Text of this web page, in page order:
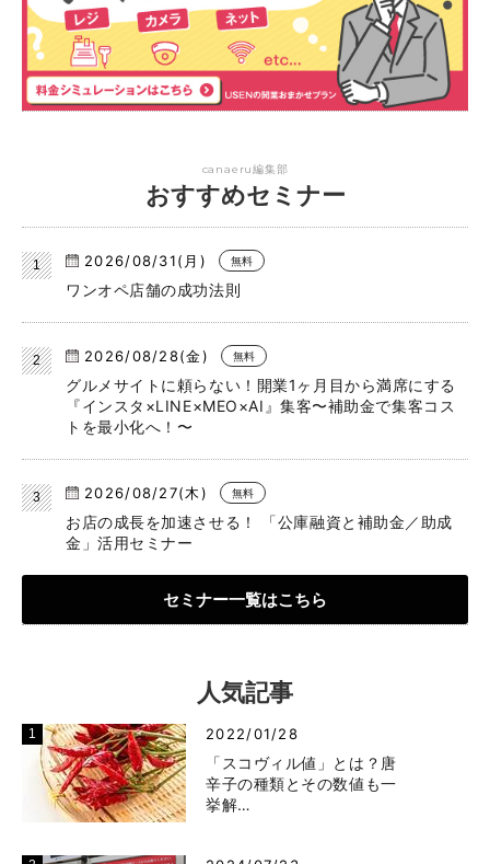
canaeru編集部
おすすめセミナー
2026/08/31(月) 無料
ワンオペ店舗の成功法則
2026/08/28(金) 無料
グルメサイトに頼らない！開業1ヶ月目から満席にする
『インスタ×LINE×MEO×AI』集客〜補助金で集客コス
トを最小化へ！〜
2026/08/27(木) 無料
お店の成長を加速させる！ 「公庫融資と補助金／助成
金」活用セミナー
セミナー一覧はこちら
人気記事
2022/01/28
「スコヴィル値」とは？唐
辛子の種類とその数値も一
挙解…